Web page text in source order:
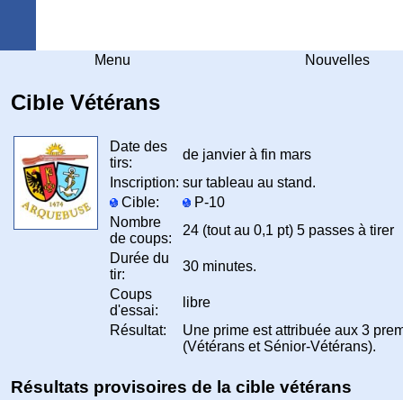
Menu Nouvelles
Cible Vétérans
Date des
tirs:
de janvier à fin mars
Inscription: sur tableau au stand.
Cible:
P-10
Nombre
de coups:
24 (tout au 0,1 pt) 5 passes à tirer
Durée du
tir:
30 minutes.
Coups
d'essai:
libre
Résultat:
Une prime est attribuée aux 3
(Vétérans et Sénior-Vétérans).
Résultats provisoires de la cible vétérans